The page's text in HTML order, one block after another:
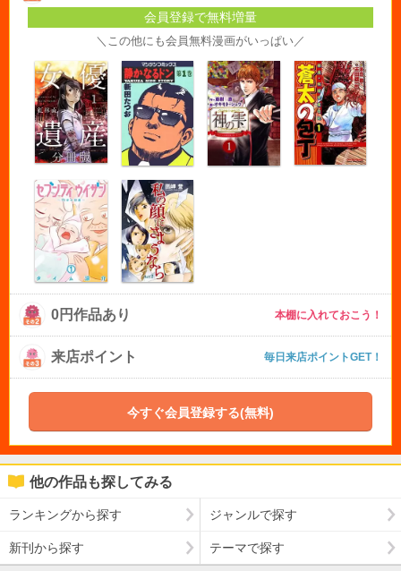
会員登録で無料増量
＼この他にも会員無料漫画がいっぱい／
0円作品あり 本棚に入れておこう！
来店ポイント 毎日来店ポイントGET！
今すぐ会員登録する(無料)
他の作品も探してみる
ランキングから探す ジャンルで探す
新刊から探す テーマで探す